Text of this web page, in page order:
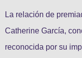
La relación de
Catherine García,
reconocida por su